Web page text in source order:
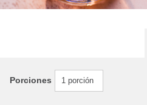
Porciones 1 porción